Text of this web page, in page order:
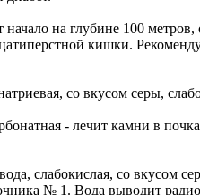
на глубине 100
кишки.
со вкусом серы,
- лечит камни в
слабокислая, со вкусом
№ 1. Вода выводит